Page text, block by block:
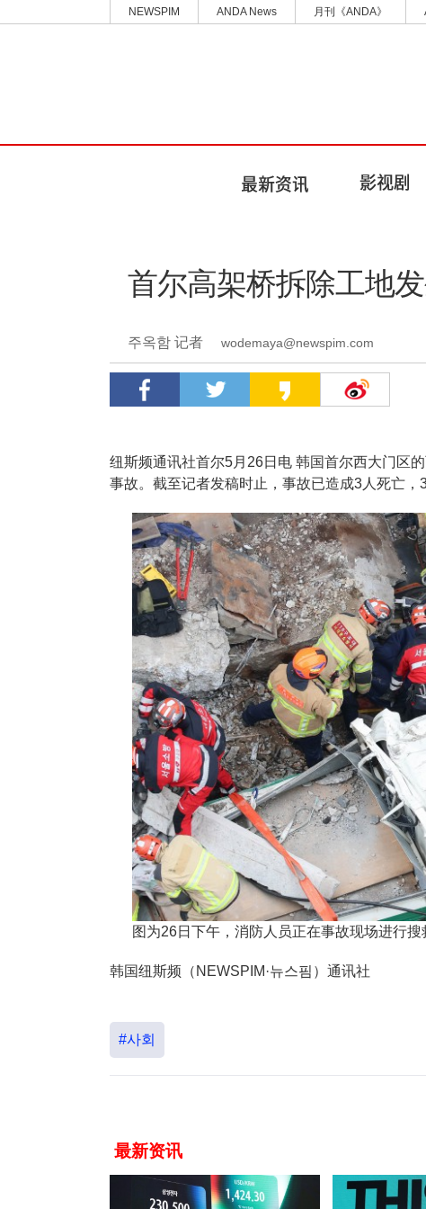
NEWSPIM ANDA News 月刊《ANDA》
首尔高架桥拆除工地
주옥함 记者 wodemaya@newspim.com
纽斯频通讯社首尔5月26日电 韩国首尔西大门区
事故。截至记者发稿时止，事故已造成3人死亡，
图为26日下午，消防人员正在事故现场进行搜
韩国纽斯频（NEWSPIM·뉴스핌）通讯社
#사회
最新资讯